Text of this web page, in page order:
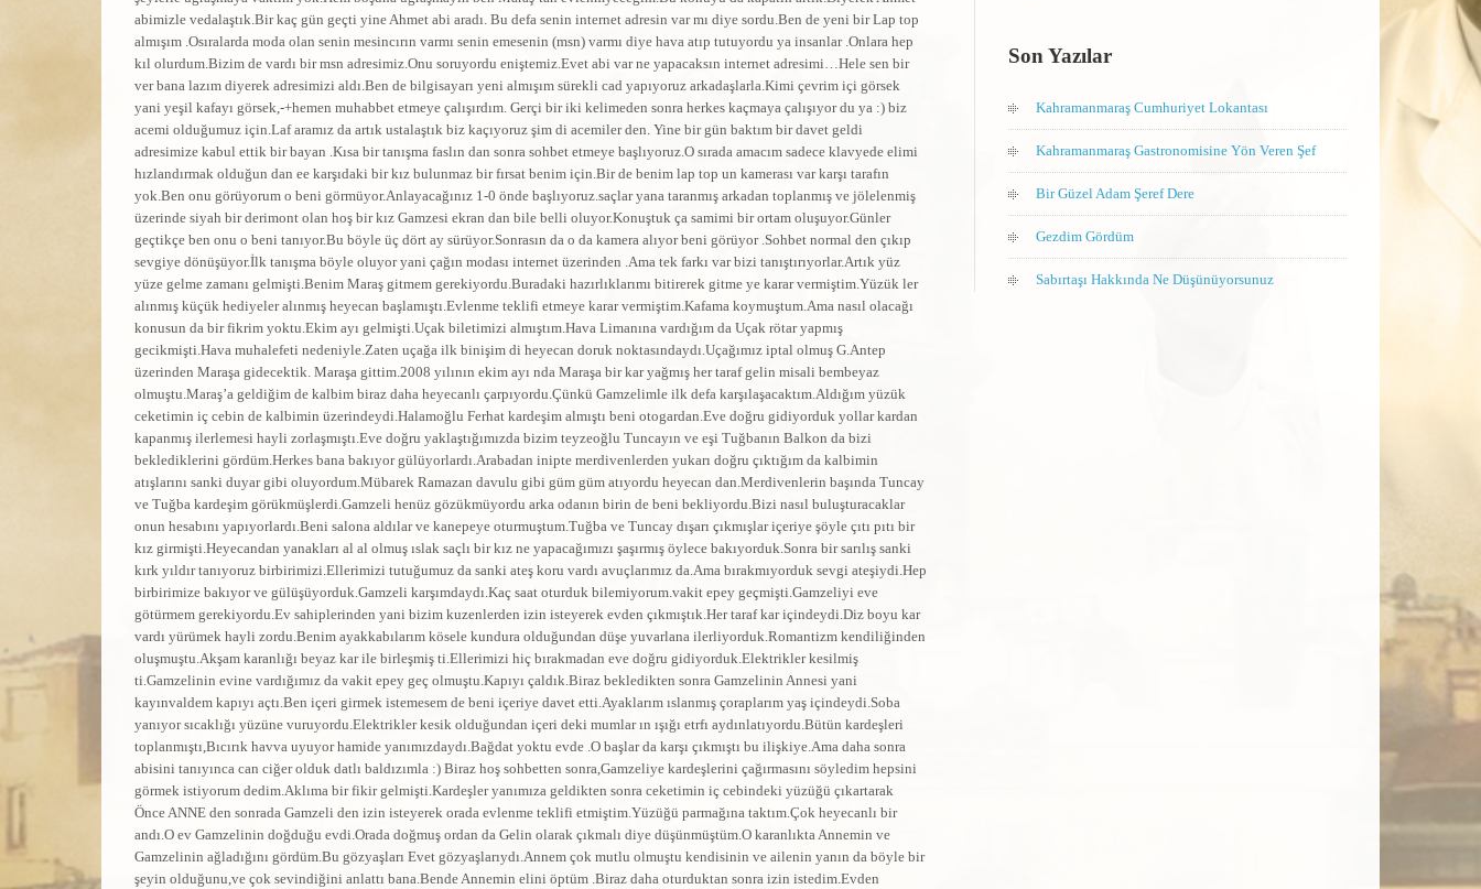
abimizle vedalaştık.Bir kaç gün geçti yine Ahmet abi aradı. Bu defa senin internet adresin var mı diye sordu.Ben de yeni bir Lap top
almışım .Osıralarda moda olan senin mesincırın varmı senin emesenin (msn) varmı diye hava atıp tutuyordu ya insanlar .Onlara hep
kıl olurdum.Bizim de vardı bir msn adresimiz.Onu soruyordu eniştemiz.Evet abi var ne yapacaksın internet adresimi…Hele sen bir
ver bana lazım diyerek adresimizi aldı.Ben de bilgisayarı yeni almışım sürekli cad yapıyoruz arkadaşlarla.Kimi çevrim içi görsek
yani yeşil kafayı görsek,-+hemen muhabbet etmeye çalışırdım. Gerçi bir iki kelimeden sonra herkes kaçmaya çalışıyor du ya :) biz
acemi olduğumuz için.Laf aramız da artık ustalaştık biz kaçıyoruz şim di acemiler den. Yine bir gün baktım bir davet geldi
adresimize kabul ettik bir bayan .Kısa bir tanışma faslın dan sonra sohbet etmeye başlıyoruz.O sırada amacım sadece klavyede elimi
hızlandırmak olduğun dan ee karşıdaki bir kız bulunmaz bir fırsat benim için.Bir de benim lap top un kamerası var karşı tarafın
yok.Ben onu görüyorum o beni görmüyor.Anlayacağınız 1-0 önde başlıyoruz.saçlar yana taranmış arkadan toplanmış ve jölelenmiş
üzerinde siyah bir derimont olan hoş bir kız Gamzesi ekran dan bile belli oluyor.Konuştuk ça samimi bir ortam oluşuyor.Günler
geçtikçe ben onu o beni tanıyor.Bu böyle üç dört ay sürüyor.Sonrasın da o da kamera alıyor beni görüyor .Sohbet normal den çıkıp
sevgiye dönüşüyor.İlk tanışma böyle oluyor yani çağın modası internet üzerinden .Ama tek farkı var bizi tanıştırıyorlar.Artık yüz
yüze gelme zamanı gelmişti.Benim Maraş gitmem gerekiyordu.Buradaki hazırlıklarımı bitirerek gitme ye karar vermiştim.Yüzük ler
alınmış küçük hediyeler alınmış heyecan başlamıştı.Evlenme teklifi etmeye karar vermiştim.Kafama koymuştum.Ama nasıl olacağı
konusun da bir fikrim yoktu.Ekim ayı gelmişti.Uçak biletimizi almıştım.Hava Limanına vardığım da Uçak rötar yapmış
gecikmişti.Hava muhalefeti nedeniyle.Zaten uçağa ilk binişim di heyecan doruk noktasındaydı.Uçağımız iptal olmuş G.Antep
üzerinden Maraşa gidecektik. Maraşa gittim.2008 yılının ekim ayı nda Maraşa bir kar yağmış her taraf gelin misali bembeyaz
olmuştu.Maraş’a geldiğim de kalbim biraz daha heyecanlı çarpıyordu.Çünkü Gamzelimle ilk defa karşılaşacaktım.Aldığım yüzük
ceketimin iç cebin de kalbimin üzerindeydi.Halamoğlu Ferhat kardeşim almıştı beni otogardan.Eve doğru gidiyorduk yollar kardan
kapanmış ilerlemesi hayli zorlaşmıştı.Eve doğru yaklaştığımızda bizim teyzeoğlu Tuncayın ve eşi Tuğbanın Balkon da bizi
beklediklerini gördüm.Herkes bana bakıyor gülüyorlardı.Arabadan inipte merdivenlerden yukarı doğru çıktığım da kalbimin
atışlarını sanki duyar gibi oluyordum.Mübarek Ramazan davulu gibi güm güm atıyordu heyecan dan.Merdivenlerin başında Tuncay
ve Tuğba kardeşim görükmüşlerdi.Gamzeli henüz gözükmüyordu arka odanın birin de beni bekliyordu.Bizi nasıl buluşturacaklar
onun hesabını yapıyorlardı.Beni salona aldılar ve kanepeye oturmuştum.Tuğba ve Tuncay dışarı çıkmışlar içeriye şöyle çıtı pıtı bir
kız girmişti.Heyecandan yanakları al al olmuş ıslak saçlı bir kız ne yapacağımızı şaşırmış öylece bakıyorduk.Sonra bir sarılış sanki
kırk yıldır tanıyoruz birbirimizi.Ellerimizi tutuğumuz da sanki ateş koru vardı avuçlarımız da.Ama bırakmıyorduk sevgi ateşiydi.Hep
birbirimize bakıyor ve gülüşüyorduk.Gamzeli karşımdaydı.Kaç saat oturduk bilemiyorum.vakit epey geçmişti.Gamzeliyi eve
götürmem gerekiyordu.Ev sahiplerinden yani bizim kuzenlerden izin isteyerek evden çıkmıştık.Her taraf kar içindeydi.Diz boyu kar
vardı yürümek hayli zordu.Benim ayakkabılarım kösele kundura olduğundan düşe yuvarlana ilerliyorduk.Romantizm kendiliğinden
oluşmuştu.Akşam karanlığı beyaz kar ile birleşmiş ti.Ellerimizi hiç bırakmadan eve doğru gidiyorduk.Elektrikler kesilmiş
ti.Gamzelinin evine vardığımız da vakit epey geç olmuştu.Kapıyı çaldık.Biraz bekledikten sonra Gamzelinin Annesi yani
kayınvaldem kapıyı açtı.Ben içeri girmek istemesem de beni içeriye davet etti.Ayaklarım ıslanmış çoraplarım yaş içindeydi.Soba
yanıyor sıcaklığı yüzüne vuruyordu.Elektrikler kesik olduğundan içeri deki mumlar ın ışığı etrfı aydınlatıyordu.Bütün kardeşleri
toplanmıştı,Bıcırık havva uyuyor hamide yanımızdaydı.Bağdat yoktu evde .O başlar da karşı çıkmıştı bu ilişkiye.Ama daha sonra
abisini tanıyınca can ciğer olduk datlı baldızımla :) Biraz hoş sohbetten sonra,Gamzeliye kardeşlerini çağırmasını söyledim hepsini
görmek istiyorum dedim.Aklıma bir fikir gelmişti.Kardeşler yanımıza geldikten sonra ceketimin iç cebindeki yüzüğü çıkartarak
Önce ANNE den sonrada Gamzeli den izin isteyerek orada evlenme teklifi etmiştim.Yüzüğü parmağına taktım.Çok heyecanlı bir
andı.O ev Gamzelinin doğduğu evdi.Orada doğmuş ordan da Gelin olarak çıkmalı diye düşünmüştüm.O karanlıkta Annemin ve
Gamzelinin ağladığını gördüm.Bu gözyaşları Evet gözyaşlarıydı.Annem çok mutlu olmuştu kendisinin ve ailenin yanın da böyle bir
şeyin olduğunu,ve çok sevindiğini anlattı bana.Bende Annemin elini öptüm .Biraz daha oturduktan sonra izin istedim.Evden
Son Yazılar
Kahramanmaraş Cumhuriyet Lokantası
Kahramanmaraş Gastronomisine Yön Veren Şef
Bir Güzel Adam Şeref Dere
Gezdim Gördüm
Sabırtaşı Hakkında Ne Düşünüyorsunuz